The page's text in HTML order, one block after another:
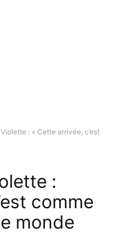
: « Cette arrivée, c’est
:
comme
monde